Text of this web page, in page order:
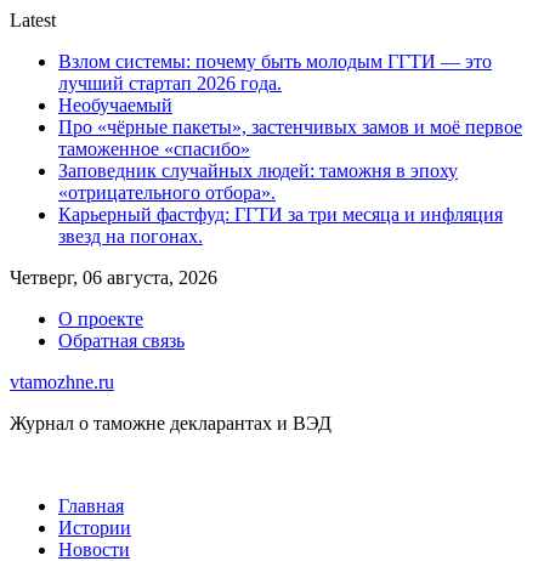
Skip
content
Latest
Взлом системы: почему быть молодым ГГТИ — это
лучший стартап 2026 года.
Необучаемый
Про «чёрные пакеты», застенчивых замов и моё первое
таможенное «спасибо»
Заповедник случайных людей: таможня в эпоху
«отрицательного отбора».
Карьерный фастфуд: ГГТИ за три месяца и инфляция
звезд на погонах.
Четверг, 06 августа, 2026
О проекте
Обратная связь
vtamozhne.ru
Журнал о таможне декларантах и ВЭД
Главная
Истории
Новости